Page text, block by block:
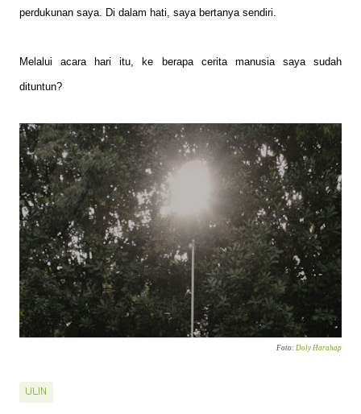
perdukunan saya. Di dalam hati, saya bertanya sendiri.
Melalui acara hari itu, ke berapa cerita manusia saya sudah
dituntun?
Foto: Doly Harahap
ULIN